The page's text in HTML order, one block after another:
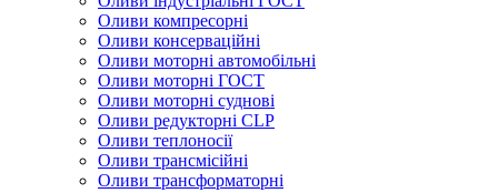
Оливи компресорні
Оливи консерваційні
Оливи моторні автомобільні
Оливи моторні ГОСТ
Оливи моторні суднові
Оливи редукторні CLP
Оливи теплоносії
Оливи трансмісійні
Оливи трансформаторні